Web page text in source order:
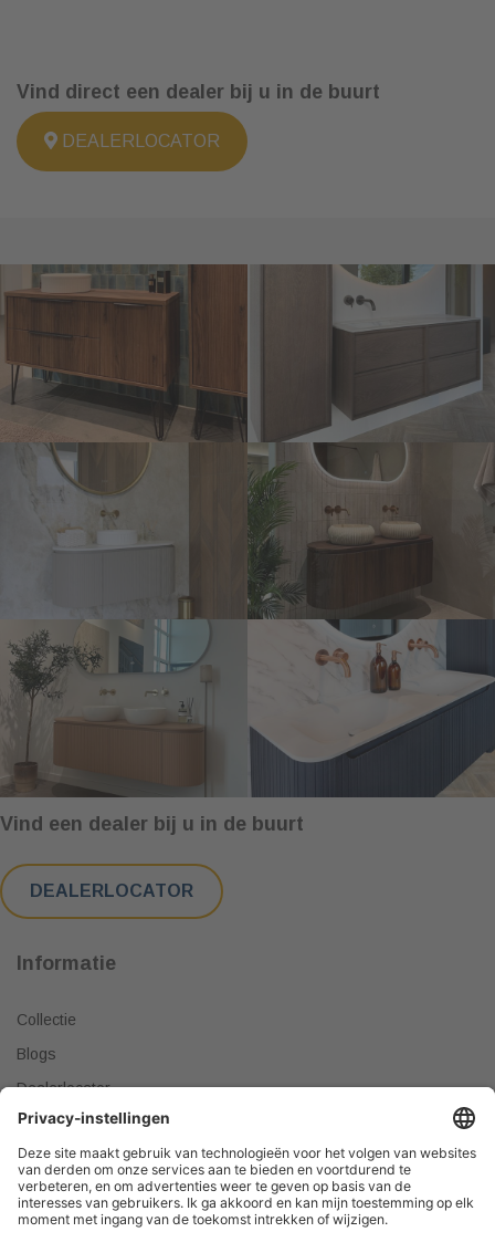
Vind direct een dealer bij u in de buurt
DEALERLOCATOR
Vind een dealer bij u in de buurt
DEALERLOCATOR
Informatie
Collectie
Blogs
Dealerlocator
Dealer worden
Meest gestelde vragen
Tips & Tricks